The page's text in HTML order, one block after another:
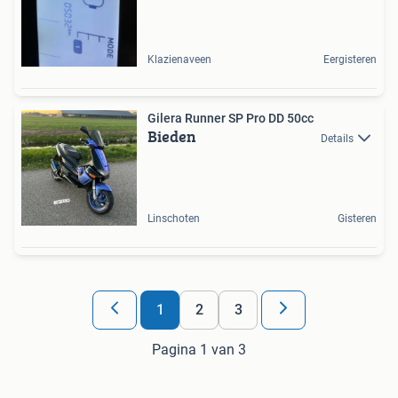
Klazienaveen Eergisteren
Gilera Runner SP Pro DD 50cc
Bieden Details
Linschoten Gisteren
1 2 3
Pagina 1 van 3